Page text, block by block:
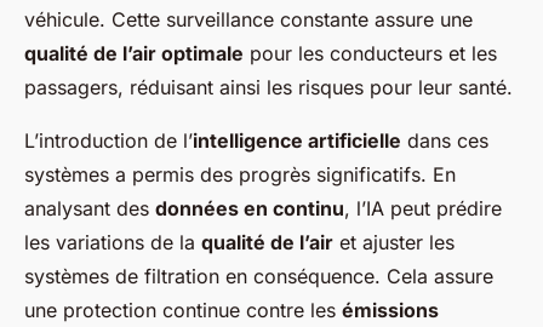
véhicule. Cette surveillance constante assure une
qualité de l’air optimale pour les conducteurs et les
passagers, réduisant ainsi les risques pour leur santé.
L’introduction de l’intelligence artificielle dans ces
systèmes a permis des progrès significatifs. En
analysant des données en continu, l’IA peut prédire
les variations de la qualité de l’air et ajuster les
systèmes de filtration en conséquence. Cela assure
une protection continue contre les émissions